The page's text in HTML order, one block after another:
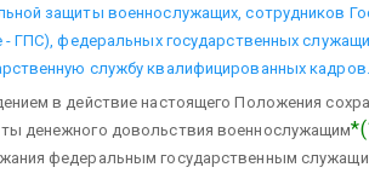
защиты военнослужащих, сотрудников
- ГПС), федеральных государственных
службу квалифицированных кадров.
в действие настоящего Положения
денежного довольствия военнослужащим
федеральным государственным